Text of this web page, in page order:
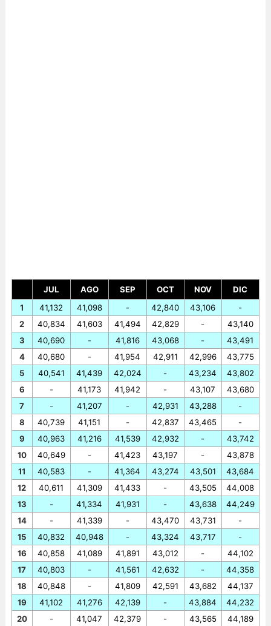
JUL AGO SEP OCT NOV
DIC
1
2
3
4
5
6
7
8
9
10
11
12
13
14
15
16
17
18
19
20
41,132
40,834
40,690
40,680
40,541
-
-
40,739
40,963
40,649
40,583
40,611
-
-
40,832
40,858
40,803
40,848
41,102
-
41,098
41,603
-
-
41,439
41,173
41,207
41,151
41,216
-
-
41,309
41,334
41,339
40,948
41,089
-
-
41,276
41,047
-
41,494
41,816
41,954
42,024
41,942
-
-
41,539
41,423
41,364
41,433
41,931
-
-
41,891
41,561
41,809
42,139
42,379
42,840
42,829
43,068
42,911
-
-
42,931
42,837
42,932
43,197
43,274
-
-
43,470
43,324
43,012
42,632
42,591
-
-
43,106
-
-
42,996
43,234
43,107
43,288
43,465
-
-
43,501
43,505
43,638
43,731
43,717
-
-
43,682
43,884
43,565
-
43,140
43,491
43,775
43,802
43,680
-
-
43,742
43,878
43,684
44,008
44,249
-
-
44,102
44,358
44,137
44,232
44,189